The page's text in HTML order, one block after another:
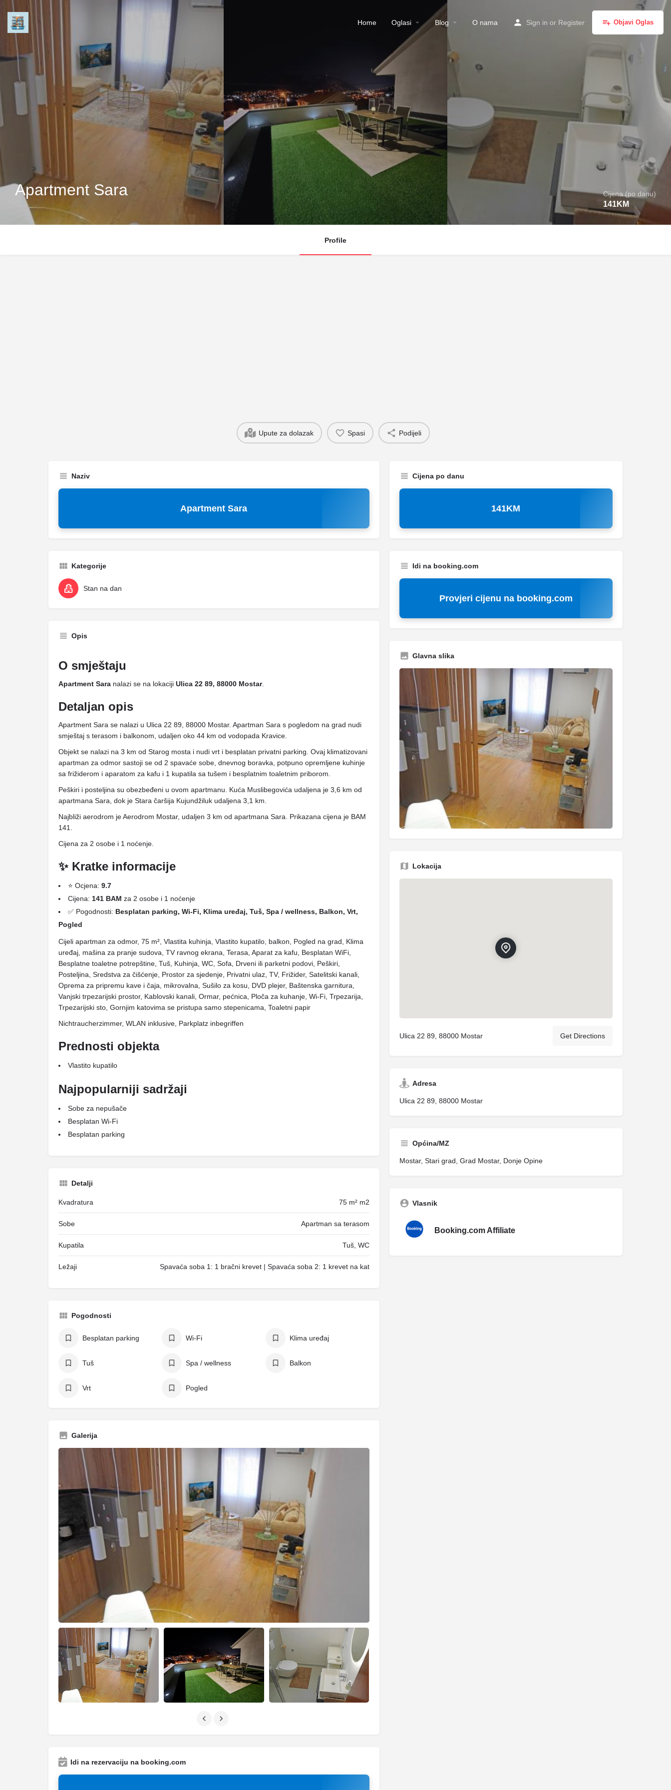
Home Oglasi Blog O nama Sign in or Register Objavi Oglas
Apartment Sara Cijena (po danu)
141KM
Profile
Upute za dolazak Spasi Podijeli
Naziv
Apartment Sara
Kategorije
Stan na dan
Opis
O smještaju
Apartment Sara nalazi se na lokaciji Ulica 22 89, 88000 Mostar.
Detaljan opis
Apartment Sara se nalazi u Ulica 22 89, 88000 Mostar. Apartman Sara s pogledom na grad nudi
smještaj s terasom i balkonom, udaljen oko 44 km od vodopada Kravice.
Objekt se nalazi na 3 km od Starog mosta i nudi vrt i besplatan privatni parking. Ovaj klimatizovani
apartman za odmor sastoji se od 2 spavaće sobe, dnevnog boravka, potpuno opremljene kuhinje
sa frižiderom i aparatom za kafu i 1 kupatila sa tušem i besplatnim toaletnim priborom.
Peškiri i posteljina su obezbeđeni u ovom apartmanu. Kuća Muslibegovića udaljena je 3,6 km od
apartmana Sara, dok je Stara čaršija Kujundžiluk udaljena 3,1 km.
Najbliži aerodrom je Aerodrom Mostar, udaljen 3 km od apartmana Sara. Prikazana cijena je BAM
141.
Cijena za 2 osobe i 1 noćenje.
✨ Kratke informacije
⭐ Ocjena: 9.7
Cijena: 141 BAM za 2 osobe i 1 noćenje
✅ Pogodnosti: Besplatan parking, Wi-Fi, Klima uređaj, Tuš, Spa / wellness, Balkon, Vrt,
Pogled
Cijeli apartman za odmor, 75 m², Vlastita kuhinja, Vlastito kupatilo, balkon, Pogled na grad, Klima
uređaj, mašina za pranje sudova, TV ravnog ekrana, Terasa, Aparat za kafu, Besplatan WiFi,
Besplatne toaletne potrepštine, Tuš, Kuhinja, WC, Sofa, Drveni ili parketni podovi, Peškiri,
Posteljina, Sredstva za čišćenje, Prostor za sjedenje, Privatni ulaz, TV, Frižider, Satelitski kanali,
Oprema za pripremu kave i čaja, mikrovalna, Sušilo za kosu, DVD plejer, Baštenska garnitura,
Vanjski trpezarijski prostor, Kablovski kanali, Ormar, pećnica, Ploča za kuhanje, Wi-Fi, Trpezarija,
Trpezarijski sto, Gornjim katovima se pristupa samo stepenicama, Toaletni papir
Nichtraucherzimmer, WLAN inklusive, Parkplatz inbegriffen
Prednosti objekta
Vlastito kupatilo
Najpopularniji sadržaji
Sobe za nepušače
Besplatan Wi-Fi
Besplatan parking
Detalji
Kvadratura 75 m² m2
Sobe Apartman sa terasom
Kupatila Tuš, WC
Ležaji Spavaća soba 1: 1 bračni krevet | Spavaća soba 2: 1 krevet na kat
Pogodnosti
Besplatan parking Wi-Fi Klima uređaj
Tuš Spa / wellness Balkon
Vrt Pogled
Galerija
Idi na rezervaciju na booking.com
Cijena po danu
141KM
Idi na booking.com
Provjeri cijenu na booking.com
Glavna slika
Lokacija
Ulica 22 89, 88000 Mostar Get Directions
Adresa
Ulica 22 89, 88000 Mostar
Općina/MZ
Mostar, Stari grad, Grad Mostar, Donje Opine
Vlasnik
Booking.com Affiliate